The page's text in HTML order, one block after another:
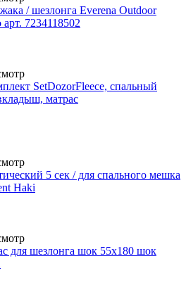
/ шезлонга Everena Outdoor
арт. 7234118502
SetDozorFleece, спальный
матрас
5 сек / для спального мешка
Haki
для шезлонга шок 55х180 шок